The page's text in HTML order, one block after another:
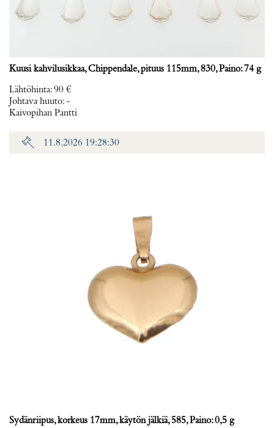
Kuusi kahvilusikkaa, Chippendale, pituus 115mm, 830, Paino: 74 g
Lähtöhinta:90 €
Johtava huuto:-
Kaivopihan Pantti
11.8.2026 19:28:30
Sydänriipus, korkeus 17mm, käytön jälkiä, 585, Paino: 0,5 g